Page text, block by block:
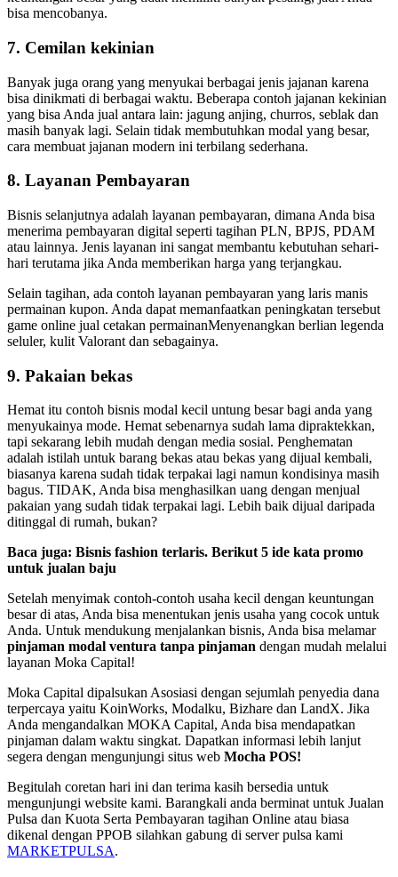
bisa mencobanya.
7. Cemilan kekinian
Banyak juga orang yang menyukai berbagai jenis jajanan karena
bisa dinikmati di berbagai waktu. Beberapa contoh jajanan kekinian
yang bisa Anda jual antara lain: jagung anjing, churros, seblak dan
masih banyak lagi. Selain tidak membutuhkan modal yang besar,
cara membuat jajanan modern ini terbilang sederhana.
8. Layanan Pembayaran
Bisnis selanjutnya adalah layanan pembayaran, dimana Anda bisa
menerima pembayaran digital seperti tagihan PLN, BPJS, PDAM
atau lainnya. Jenis layanan ini sangat membantu kebutuhan sehari-
hari terutama jika Anda memberikan harga yang terjangkau.
Selain tagihan, ada contoh layanan pembayaran yang laris manis
permainan kupon. Anda dapat memanfaatkan peningkatan tersebut
game online jual cetakan permainanMenyenangkan berlian legenda
seluler, kulit Valorant dan sebagainya.
9. Pakaian bekas
Hemat itu contoh bisnis modal kecil untung besar bagi anda yang
menyukainya mode. Hemat sebenarnya sudah lama dipraktekkan,
tapi sekarang lebih mudah dengan media sosial. Penghematan
adalah istilah untuk barang bekas atau bekas yang dijual kembali,
biasanya karena sudah tidak terpakai lagi namun kondisinya masih
bagus. TIDAK, Anda bisa menghasilkan uang dengan menjual
pakaian yang sudah tidak terpakai lagi. Lebih baik dijual daripada
ditinggal di rumah, bukan?
Baca juga: Bisnis fashion terlaris. Berikut 5 ide kata promo
untuk jualan baju
Setelah menyimak contoh-contoh usaha kecil dengan keuntungan
besar di atas, Anda bisa menentukan jenis usaha yang cocok untuk
Anda. Untuk mendukung menjalankan bisnis, Anda bisa melamar
pinjaman modal ventura tanpa pinjaman dengan mudah melalui
layanan Moka Capital!
Moka Capital dipalsukan Asosiasi dengan sejumlah penyedia dana
terpercaya yaitu KoinWorks, Modalku, Bizhare dan LandX. Jika
Anda mengandalkan MOKA Capital, Anda bisa mendapatkan
pinjaman dalam waktu singkat. Dapatkan informasi lebih lanjut
segera dengan mengunjungi situs web Mocha POS!
Begitulah coretan hari ini dan terima kasih bersedia untuk
mengunjungi website kami. Barangkali anda berminat untuk Jualan
Pulsa dan Kuota Serta Pembayaran tagihan Online atau biasa
dikenal dengan PPOB silahkan gabung di server pulsa kami
MARKETPULSA.